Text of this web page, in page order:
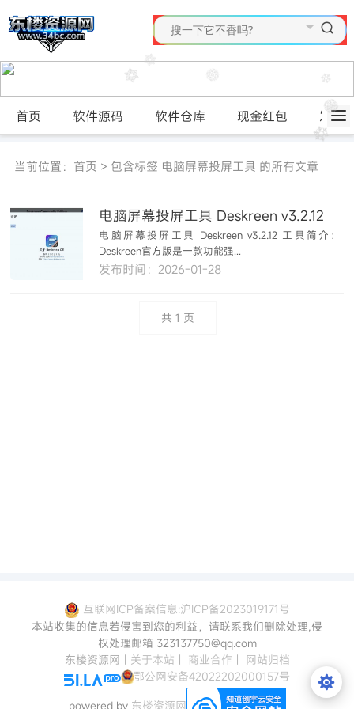
首页 软件源码 软件仓库 现金红包 发布
当前位置： 首页 > 包含标签 电脑屏幕投屏工具 的所有文章
电脑屏幕投屏工具 Deskreen v3.2.12
电脑屏幕投屏工具 Deskreen v3.2.12 工具简介：
Deskreen官方版是一款功能强...
发布时间：2026-01-28
共 1 页
互联网ICP备案信息:沪ICP备2023019171号
本站收集的信息若侵害到您的利益，请联系我们删除处理,侵
权处理邮箱 323137750@qq.com
东楼资源网 | 关于本站 | 商业合作 | 网站归档
鄂公网安备42022202000157号
powered by 东楼资源网